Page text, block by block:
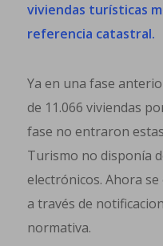
viviendas turísticas
referencia catastral.
Ya en una fase
de 11.066 viviendas
fase no entraron
Turismo no disponía
electrónicos. Ahora
a través de
normativa.